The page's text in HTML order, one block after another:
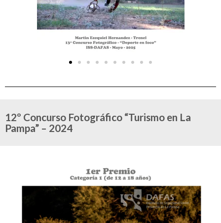
12º Concurso Fotográfico “Turismo en La
Pampa” – 2024